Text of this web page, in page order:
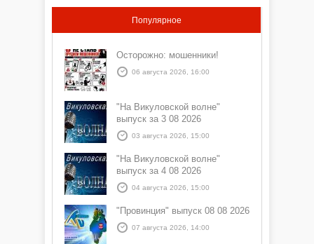
Популярное
Осторожно: мошенники!
06 августа 2026, 16:00
"На Викуловской волне"
выпуск за 3 08 2026
03 августа 2026, 15:00
"На Викуловской волне"
выпуск за 4 08 2026
04 августа 2026, 15:00
"Провинция" выпуск 08 08 2026
07 августа 2026, 14:00